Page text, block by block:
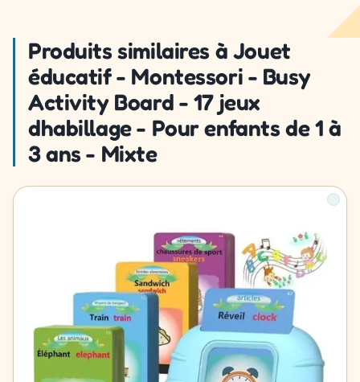
Produits similaires à Jouet
éducatif - Montessori - Busy
Activity Board - 17 jeux
dhabillage - Pour enfants de 1 à
3 ans - Mixte